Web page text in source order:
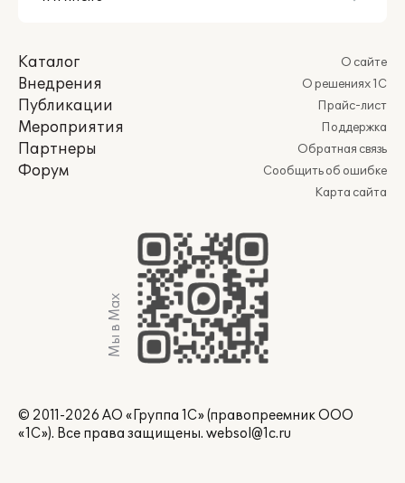
Каталог
Внедрения
Публикации
Мероприятия
Партнеры
Форум
О сайте
О решениях 1С
Прайс-лист
Поддержка
Обратная связь
Сообщить об ошибке
Карта сайта
Мы в Max
© 2011-2026 АО «Группа 1С» (правопреемник ООО
«1С»). Все права защищены. websol@1c.ru